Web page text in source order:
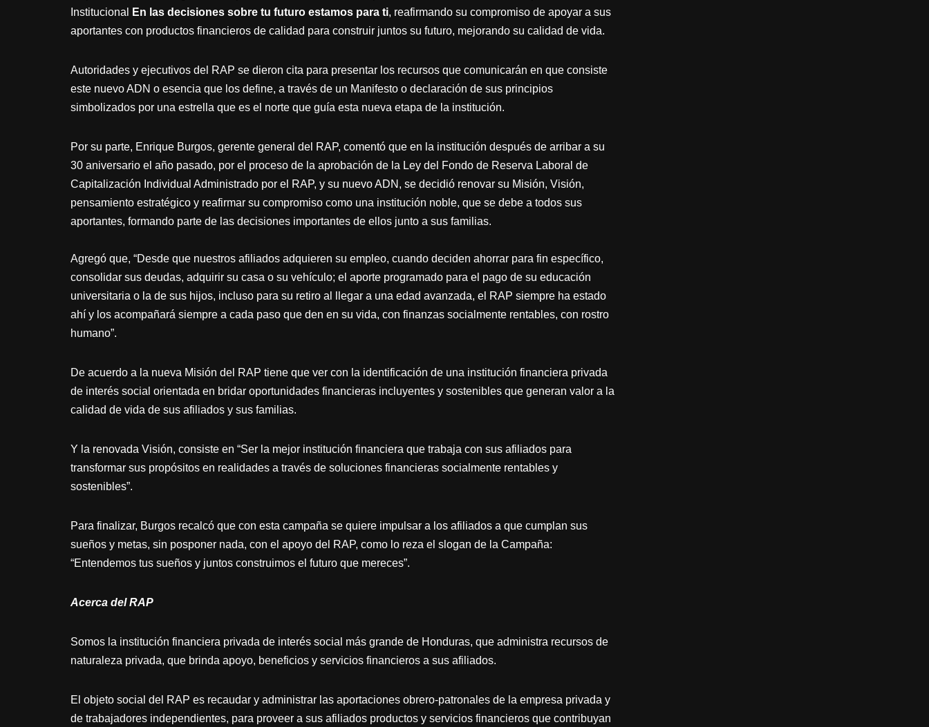
Institucional
En las decisiones sobre tu futuro estamos para ti, reafirmando su compromiso de apoyar a sus
aportantes con productos financieros de calidad para construir juntos su futuro, mejorando su calidad de vida.
Autoridades y ejecutivos del RAP se dieron cita para presentar los recursos que comunicarán en que consiste
este nuevo ADN o esencia que los define, a través de un Manifesto o declaración de sus principios
simbolizados por una estrella que es el norte que guía esta nueva etapa de la institución.
Por su parte, Enrique Burgos, gerente general del RAP, comentó que en la institución después de arribar a su
30 aniversario el año pasado, por el proceso de la aprobación de la Ley del Fondo de Reserva Laboral de
Capitalización Individual Administrado por el RAP, y su nuevo ADN, se decidió renovar su Misión, Visión,
pensamiento estratégico y reafirmar su compromiso como una institución noble, que se debe a todos sus
aportantes, formando parte de las decisiones importantes de ellos junto a sus familias.
Agregó que, “Desde que nuestros afiliados adquieren su empleo, cuando deciden ahorrar para fin específico,
consolidar sus deudas, adquirir su casa o su vehículo; el aporte programado para el pago de su educación
universitaria o la de sus hijos, incluso para su retiro al llegar a una edad avanzada, el RAP siempre ha estado
ahí y los acompañará siempre a cada paso que den en su vida, con finanzas socialmente rentables, con rostro
humano”.
De acuerdo a la nueva Misión del RAP tiene que ver con la identificación de una institución financiera privada
de interés social orientada en bridar oportunidades financieras incluyentes y sostenibles que generan valor a la
calidad de vida de sus afiliados y sus familias.
Y la renovada Visión, consiste en “Ser la mejor institución financiera que trabaja con sus afiliados para
transformar sus propósitos en realidades a través de soluciones financieras socialmente rentables y
sostenibles”.
Para finalizar, Burgos recalcó que con esta campaña se quiere impulsar a los afiliados a que cumplan sus
sueños y metas, sin posponer nada, con el apoyo del RAP, como lo reza el slogan de la Campaña:
“Entendemos tus sueños y juntos construimos el futuro que mereces”.
Acerca del RAP
Somos la institución financiera privada de interés social más grande de Honduras, que administra recursos de
naturaleza privada, que brinda apoyo, beneficios y servicios financieros a sus afiliados.
El objeto social del RAP es recaudar y administrar las aportaciones obrero-patronales de la empresa privada y
de trabajadores independientes, para proveer a sus afiliados productos y servicios financieros que contribuyan